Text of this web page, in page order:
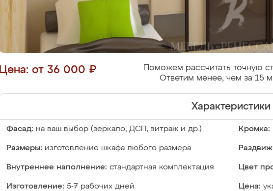
Цена: от 36 000 ₽
Поможем рассчитать точную
Ответим менее, чем за 15
Характеристики
Фасад: на ваш выбор (зеркало, ДСП, витраж и др.) Кромка:
Размеры: изготовление шкафа любого размера
Внутреннее наполнение: стандартная комплектация Цвет
Изготовление: 5-7 рабочих дней Цена: